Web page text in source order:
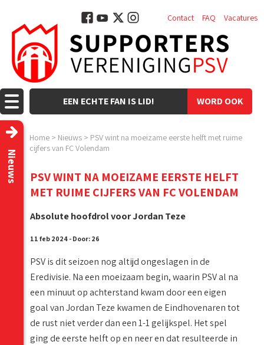
WORD OOK
EEN ECHTE FAN IS LID!
Contact FAQ Vacatures
Home > Nieuws > PSV wint na moeizame eerste helft met ruime
cijfers van FC Volendam
Nieuws
PSV WINT NA MOEIZAME EERSTE HELFT
MET RUIME CIJFERS VAN FC VOLENDAM
Absolute hoofdrol voor Jordan Teze
11 feb 2024 - Door: 26
PSV is dit seizoen nog altijd ongeslagen in de
Eredivisie. Na een moeizaam begin, waarin PSV al na
een minuut op achterstand kwam door een eigen
goal van Jordan Teze kwamen de Eindhovenaren tot
de rust niet verder dan een 1-1 gelijkspel. Het spel
ging de eerste helft op en neer en dat resulteerde in